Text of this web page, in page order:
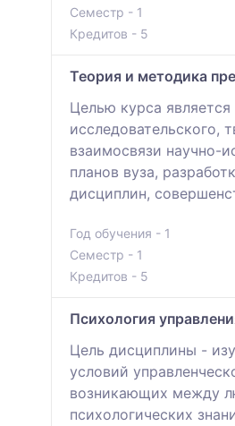
Семестр - 1
Кредитов - 5
Теория и методика
Целью курса
исследовательского,
взаимосвязи научно-
планов вуза,
дисциплин,
Год обучения - 1
Семестр - 1
Кредитов - 5
Психология
Цель дисциплины -
условий
возникающих между
психологических